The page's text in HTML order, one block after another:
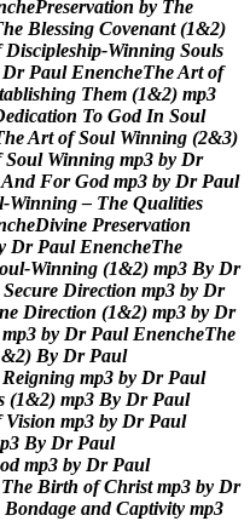
chePreservation by The
he Blessing Covenant (1&2)
Discipleship-Winning Souls
Dr Paul EnencheTheArt of
tablishing Them (1&2) mp3
edication To God In Soul
heArt of Soul Winning (2&3)
Soul Winning mp3 by Dr
And For God mp3 by Dr Paul
l-Winning – The Qualities
cheDivine Preservation
Dr Paul EnencheThe
oul-Winning (1&2) mp3 By Dr
Secure Direction mp3 by Dr
ne Direction (1&2) mp3 by Dr
mp3 by Dr Paul EnencheThe
&2) By Dr Paul
Reigning mp3 by Dr Paul
(1&2) mp3 By Dr Paul
Vision mp3 by Dr Paul
p3 By Dr Paul
od mp3 by Dr Paul
The Birth of Christ mp3 by Dr
Bondage and Captivity mp3